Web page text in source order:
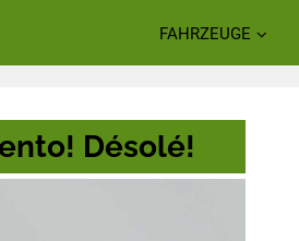
FAHRZEUGE
Désolé!